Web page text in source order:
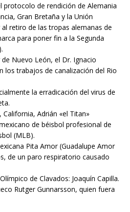
protocolo de rendición de Alemania
Gran Bretaña y la Unión
retiro de las tropas alemanas de
para poner fin a la Segunda
Nuevo León, el Dr. Ignacio
los trabajos de canalización del Rio
la erradicación del virus de
Adrián «el Titan»
de béisbol profesional de
(MLB).
Pita Amor (Guadalupe Amor
de un paro respiratorio causado
de Clavados: Joaquín Capilla.
Rutger Gunnarsson, quien fuera